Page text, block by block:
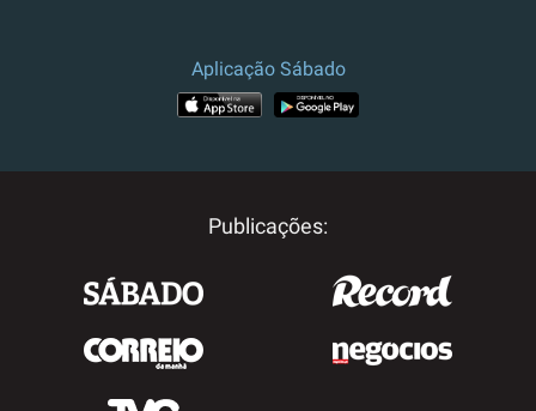
Aplicação Sábado
Publicações: